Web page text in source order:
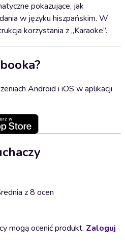
pokazujące, jak
w języku hiszpańskim. W
korzystania z „Karaoke”.
Android i iOS w aplikacji
z 8 ocen
mogą ocenić produkt. Zaloguj